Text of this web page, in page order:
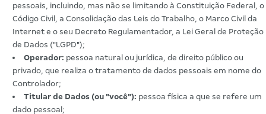
pessoais, incluindo, mas não se limitando à Constituição Federal, o
Código Civil, a Consolidação das Leis do Trabalho, o Marco Civil da
Internet e o seu Decreto Regulamentador, a Lei Geral de Proteção
de Dados ("LGPD");
Operador: pessoa natural ou jurídica, de direito público ou
privado, que realiza o tratamento de dados pessoais em nome do
Controlador;
Titular de Dados (ou "você"): pessoa física a que se refere um
dado pessoal;